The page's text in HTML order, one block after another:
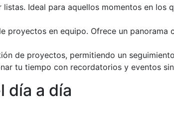
Ideal para aquellos momentos en los
proyectos en equipo. Ofrece un panorama
de proyectos, permitiendo un
tu tiempo con recordatorios y eventos
día a día